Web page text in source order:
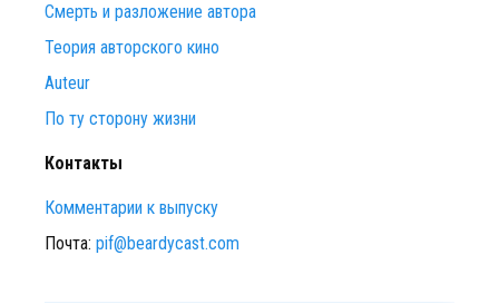
Смерть и разложение автора
Теория авторского кино
Auteur
По ту сторону жизни
Контакты
Комментарии к выпуску
Почта: pif@beardycast.com